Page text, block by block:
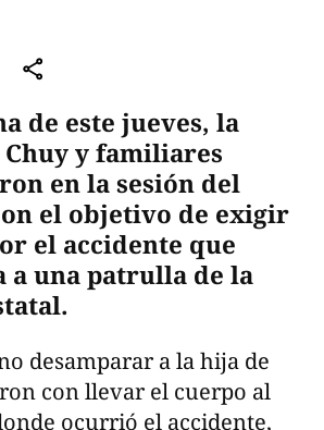
comparte
de este jueves, la
Chuy y familiares
en la sesión del
el objetivo de exigir
el accidente que
a una patrulla de la
desamparar a la hija de
con llevar el cuerpo al
ocurrió el accidente,